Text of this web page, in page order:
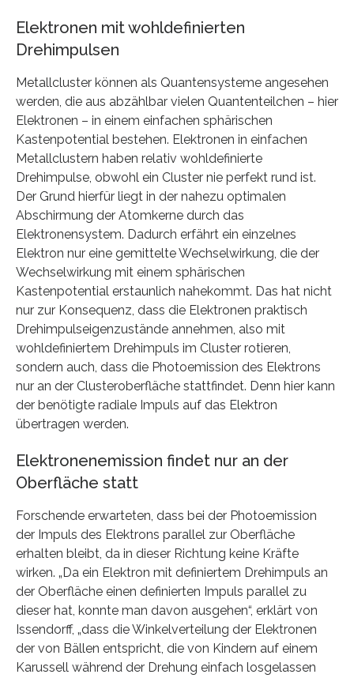
Elektronen mit wohldefinierten
Drehimpulsen
Metallcluster können als Quantensysteme angesehen
werden, die aus abzählbar vielen Quantenteilchen – hier
Elektronen – in einem einfachen sphärischen
Kastenpotential bestehen. Elektronen in einfachen
Metallclustern haben relativ wohldefinierte
Drehimpulse, obwohl ein Cluster nie perfekt rund ist.
Der Grund hierfür liegt in der nahezu optimalen
Abschirmung der Atomkerne durch das
Elektronensystem. Dadurch erfährt ein einzelnes
Elektron nur eine gemittelte Wechselwirkung, die der
Wechselwirkung mit einem sphärischen
Kastenpotential erstaunlich nahekommt. Das hat nicht
nur zur Konsequenz, dass die Elektronen praktisch
Drehimpulseigenzustände annehmen, also mit
wohldefiniertem Drehimpuls im Cluster rotieren,
sondern auch, dass die Photoemission des Elektrons
nur an der Clusteroberfläche stattfindet. Denn hier kann
der benötigte radiale Impuls auf das Elektron
übertragen werden.
Elektronenemission findet nur an der
Oberfläche statt
Forschende erwarteten, dass bei der Photoemission
der Impuls des Elektrons parallel zur Oberfläche
erhalten bleibt, da in dieser Richtung keine Kräfte
wirken. „Da ein Elektron mit definiertem Drehimpuls an
der Oberfläche einen definierten Impuls parallel zu
dieser hat, konnte man davon ausgehen“, erklärt von
Issendorff, „dass die Winkelverteilung der Elektronen
der von Bällen entspricht, die von Kindern auf einem
Karussell während der Drehung einfach losgelassen